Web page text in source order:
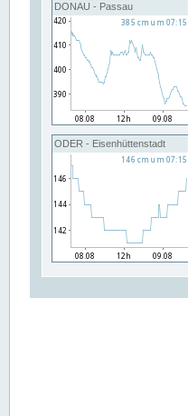
DONAU - Passau
ODER - Eisenhüttenstadt